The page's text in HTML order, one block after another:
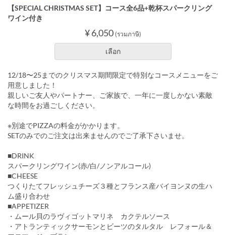
【SPECIAL CHRISTMAS SET】コース全6品+乾杯スパークリング
ワイン付き
¥ 6,050 (รวมภาษี)
เลือก
12/18〜25までのクリスマス期間限定で特別なコースメニューをご
用意しました！
親しいご友人やパートナー、ご家族で、一年に一度しかない素敵
な時間をお過ごしください。
※別途でPIZZAの料金がかかります。
SETのみでのご注文は出来ませんのでご了承下さいませ。
■DRINK
スパークリングワイン(赤/白/ノンアルコール)
■CHEESE
つくりたてフレッシュチーズ３種とフランス産バイヨンヌの生ハ
ム盛り合わせ
■APPETIZER
・ムール貝のラヴィゴットマリネ カクテルソース
・アトランティックサーモンとビーツのタルタル レフォール＆